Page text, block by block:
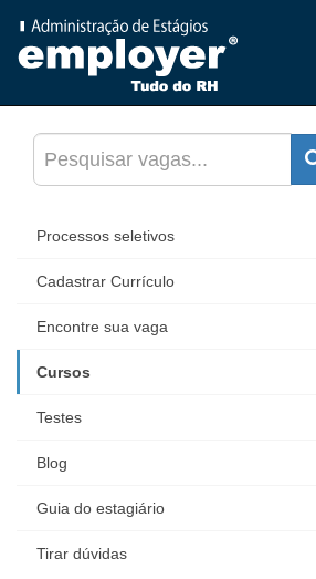
Processos seletivos
Cadastrar Currículo
Encontre sua vaga
Cursos
Testes
Blog
Guia do estagiário
Tirar dúvidas